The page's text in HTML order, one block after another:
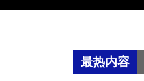
最热内容